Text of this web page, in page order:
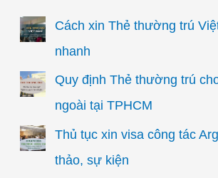
Cách xin Thẻ thường trú
nhanh
Quy định Thẻ thường trú
ngoài tại TPHCM
Thủ tục xin visa công tác
thảo, sự kiện